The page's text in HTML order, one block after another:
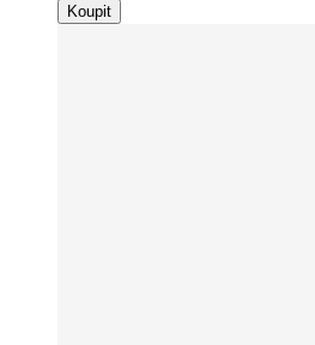
Koupit